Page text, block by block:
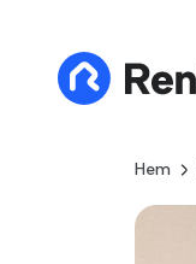
Hem